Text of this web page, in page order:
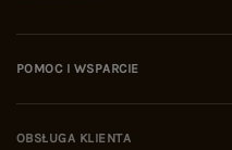
POMOC I WSPARCIE
OBSŁUGA KLIENTA